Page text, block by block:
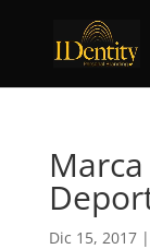
Dic 15, 2017|